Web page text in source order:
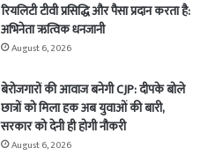
रियलिटी टीवी प्रसिद्धि और पैसा प्रदान करता है:
अभिनेता ऋत्विक धनजानी
August 6, 2026
बेरोजगारों की आवाज बनेगी CJP: दीपके बोले
छात्रों को मिला हक अब युवाओं की बारी,
सरकार को देनी ही होगी नौकरी
August 6, 2026